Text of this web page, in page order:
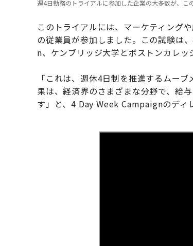
週4日勤務のトライアルに参加した企業の大多数が、
このトライアルには、マーケティング
の従業員が参加しました。この試験は
n、ケンブリッジ大学とボストンカレッ
「これは、週休4日制を推進するムー
果は、経済界のさまざまな分野で、給
す」と、4 Day Week Campaignのディ